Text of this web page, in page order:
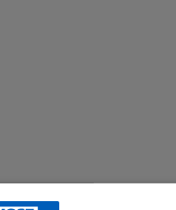
заплата няма да е